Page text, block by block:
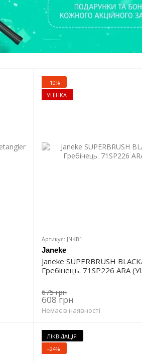
−10%
УЦІНКА
Артикул: JNKB1
Janeke
Janeke SUPERBRUSH
Гребінець. 71SP226 ARA
675 грн
608 грн
Немає в наявності
ЛІКВІДАЦІЯ
−24%